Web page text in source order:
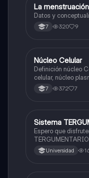
Biologia
La menstruación
Datos y
7 320 9
Biologia
Núcleo Celular
Definición núcleo Celular Definición
celular, núcleo
Interfase Fases de
7 372 7
Biologia
Sistema
Espero que
TERGUMENTARIO
Universidad